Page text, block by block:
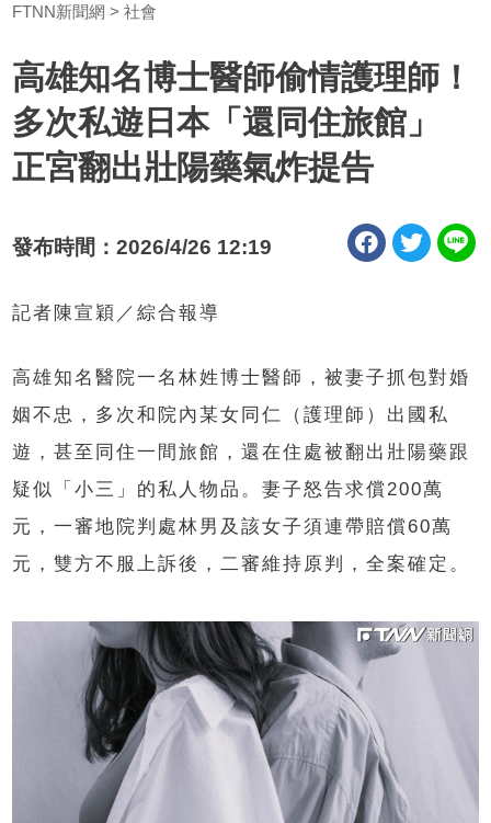
FTNN新聞網 社會
高雄知名博士醫師偷情護理師！
多次私遊日本「還同住旅館」
正宮翻出壯陽藥氣炸提告
發布時間：2026/4/26 12:19
記者陳宣穎／綜合報導
高雄知名醫院一名林姓博士醫師，被妻子抓包對婚
姻不忠，多次和院內某女同仁（護理師）出國私
遊，甚至同住一間旅館，還在住處被翻出壯陽藥跟
疑似「小三」的私人物品。妻子怒告求償200萬
元，一審地院判處林男及該女子須連帶賠償60萬
元，雙方不服上訴後，二審維持原判，全案確定。